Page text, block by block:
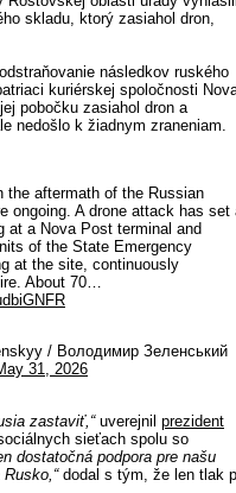
skladu, ktorý zasiahol dron,
následkov ruského
kuriérskej spoločnosti
pobočku zasiahol dron a
nedošlo k žiadnym zraneniam.
the aftermath of the Russian
ongoing. A drone attack has set
at a Nova Post terminal and
of the State Emergency
at the site, continuously
About 70…
/ Володимир Зеленський
31, 2026
zastaviť,“uverejnil prezident
sieťach spolu so
dostatočná podpora pre našu
dodal s tým, že len tlak